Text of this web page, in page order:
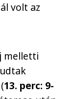
volt az
melletti
13. perc: 9-